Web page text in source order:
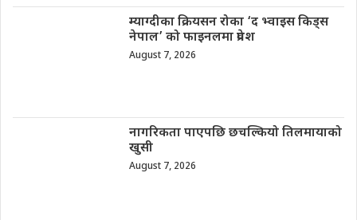
म्याग्दीका क्रियसन रोका ‘द भ्वाइस किड्स
नेपाल’ को फाइनलमा प्रवेश
August 7, 2026
नागरिकता पाएपछि छचल्कियो तिलमायाको
खुसी
August 7, 2026